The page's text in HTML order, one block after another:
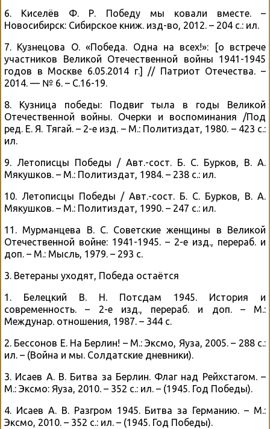
6. Киселёв Ф. Р. Победу мы ковали вместе. –
Новосибирск: Сибирское книж. изд-во, 2012. – 204 с.: ил.
7. Кузнецова О. «Победа. Одна на всех!»: [о встрече
участников Великой Отечественной войны 1941-1945
годов в Москве 6.05.2014 г.] // Патриот Отечества. –
2014. — № 6. – С.16-19.
8. Кузница победы: Подвиг тыла в годы Великой
Отечественной войны. Очерки и воспоминания /Под
ред. Е. Я. Тягай. – 2-е изд. – М.: Политиздат, 1980. – 423 с.:
ил.
9. Летописцы Победы / Авт.-сост. Б. С. Бурков, В. А.
Мякушков. – М.: Политиздат, 1984. – 238 с.: ил.
10. Летописцы Победы / Авт.-сост. Б. С. Бурков, В. А.
Мякушков. – М.: Политиздат, 1990. – 247 с.: ил.
11. Мурманцева В. С. Советские женщины в Великой
Отечественной войне: 1941-1945. – 2-е изд., перераб. и
доп. – М.: Мысль, 1979. – 293 с.
3. Ветераны уходят, Победа остаётся
1. Белецкий В. Н. Потсдам 1945. История и
современность. – 2-е изд., перераб. и доп. – М.:
Междунар. отношения, 1987. – 344 с.
2. Бессонов Е. На Берлин! – М.: Эксмо, Яуза, 2005. – 288 с.:
ил. – (Война и мы. Солдатские дневники).
3. Исаев А. В. Битва за Берлин. Флаг над Рейхстагом. –
М.: Эксмо: Яуза, 2010. – 352 с.: ил. – (1945. Год Победы).
4. Исаев А. В. Разгром 1945. Битва за Германию. – М.:
Эксмо, 2010. – 352 с.: ил. – (1945. Год Победы).